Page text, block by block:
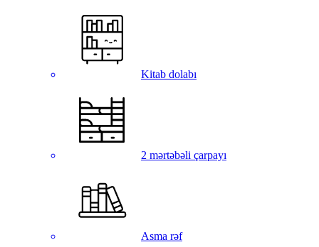
Kitab dolabı
2 mərtəbəli çarpayı
Asma rəf